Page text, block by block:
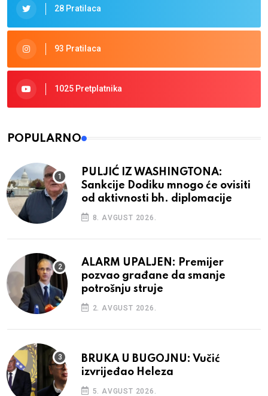
28 Pratilaca
93 Pratilaca
1025 Pretplatnika
POPULARNO
PULJIĆ IZ WASHINGTONA:
Sankcije Dodiku mnogo će ovisiti
od aktivnosti bh. diplomacije
8. AVGUST 2026.
ALARM UPALJEN: Premijer
pozvao građane da smanje
potrošnju struje
2. AVGUST 2026.
BRUKA U BUGOJNU: Vučić
izvrijeđao Heleza
5. AVGUST 2026.